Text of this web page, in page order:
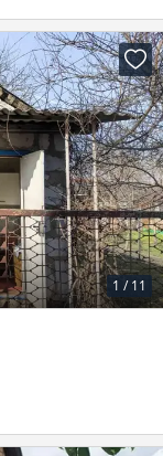
1 / 11